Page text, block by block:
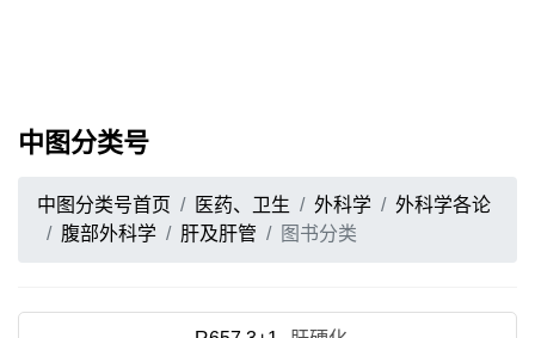
中图分类号
中图分类号首页 医药、卫生 外科学
外科学各论
腹部外科学
肝及肝管 图书分类